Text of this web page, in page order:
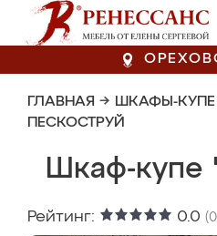
ГЛАВНАЯ → ШКАФЫ-КУПЕ
ПЕСКОСТРУЙ
Шкаф-купе
Рейтинг: 0.0 (0